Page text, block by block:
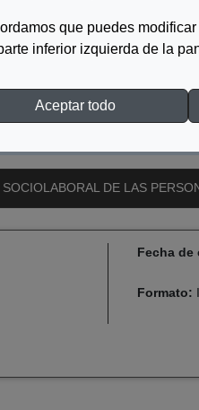
que puedes
inferior izquierda de la
Aceptar todo
DE LAS
Fecha de
Formato: